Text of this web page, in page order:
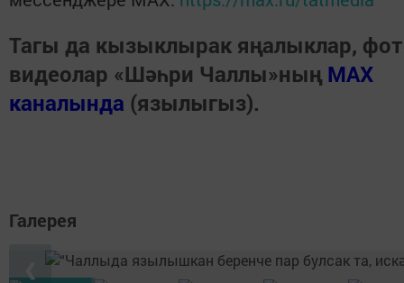
Тагы да кызыклырак яңалыклар,
видеолар «Шәһри Чаллы»ның MAX
каналында (язылыгыз).
Галерея